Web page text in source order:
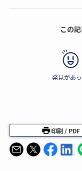
この
発見があ
印刷 / PDF